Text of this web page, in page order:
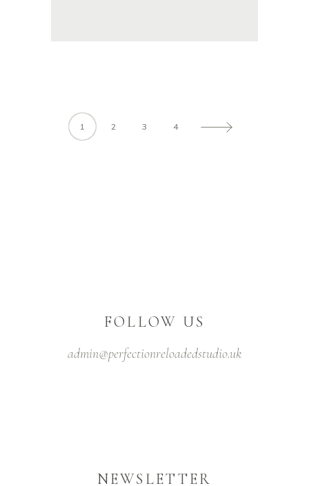
1 2 3 4
FOLLOW US
admin@perfectionreloadedstudio.uk
NEWSLETTER